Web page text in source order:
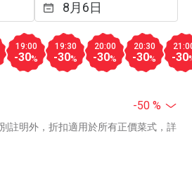
19:00
-30%
19:30
-30%
20:00
-30%
20:30
-30% -30
-50 %
註明外，折扣適用於所有正價菜式，詳